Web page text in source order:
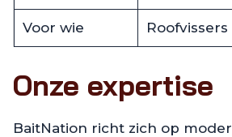
Voor wie
Onze expertise
BaitNation richt zich op